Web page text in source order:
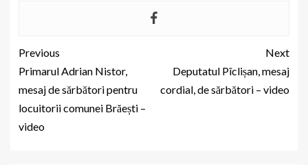
Previous
Primarul Adrian Nistor,
mesaj de sărbători pentru
locuitorii comunei Brăești –
video
Next
Deputatul Pîclișan, mesaj
cordial, de sărbători – video